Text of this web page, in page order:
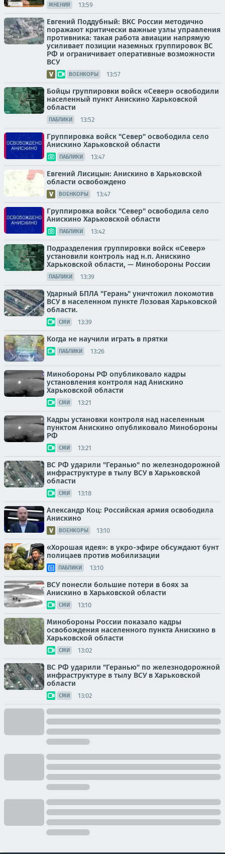
МНЕНИЯ 13:59
Евгений Поддубный: ВКС России методично
поражают критически важные узлы управления
противника: такая работа авиации напрямую
усиливает позиции наземных группировок ВС
РФ и ограничивает оперативные возможности
ВСУ
ВОЕНКОРЫ 13:57
Бойцы группировки войск «Север» освободили
населенный пункт Анискино Харьковской
области
ПАБЛИКИ 13:52
Группировка войск "Север" освободила село
Анискино Харьковской области
ПАБЛИКИ 13:47
Евгений Лисицын: Анискино в Харьковской
области освобождено
ВОЕНКОРЫ 13:47
Группировка войск "Север" освободила село
Анискино Харьковской области
ПАБЛИКИ 13:42
Подразделения группировки войск «Север»
установили контроль над н.п. Анискино
Харьковской области, — Минобороны России
ПАБЛИКИ 13:39
Ударный БПЛА "Герань" уничтожил локомотив
ВСУ в населенном пункте Лозовая Харьковской
области.
СМИ 13:39
Когда не научили играть в прятки
ПАБЛИКИ 13:26
Минобороны РФ опубликовало кадры
установления контроля над Анискино
Харьковской области
СМИ 13:21
Кадры установки контроля над населенным
пунктом Анискино опубликовало Минобороны
РФ
СМИ 13:21
ВС РФ ударили "Геранью" по железнодорожной
инфраструктуре в тылу ВСУ в Харьковской
области
СМИ 13:18
Александр Коц: Российская армия освободила
Анискино
ВОЕНКОРЫ 13:10
«Хорошая идея»: в укро-эфире обсуждают бунт
полицаев против мобилизации
ПАБЛИКИ 13:10
ВСУ понесли большие потери в боях за
Анискино в Харьковской области
СМИ 13:10
Минобороны России показало кадры
освобождения населенного пункта Анискино в
Харьковской области
СМИ 13:02
ВС РФ ударили "Геранью" по железнодорожной
инфраструктуре в тылу ВСУ в Харьковской
области
СМИ 13:02